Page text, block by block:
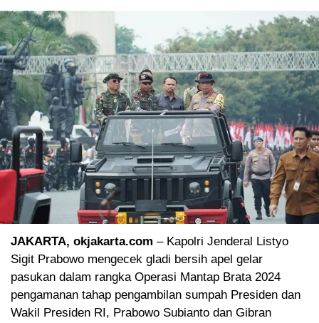
JAKARTA, okjakarta.com – Kapolri Jenderal Listyo
Sigit Prabowo mengecek gladi bersih apel gelar
pasukan dalam rangka Operasi Mantap Brata 2024
pengamanan tahap pengambilan sumpah Presiden dan
Wakil Presiden RI, Prabowo Subianto dan Gibran